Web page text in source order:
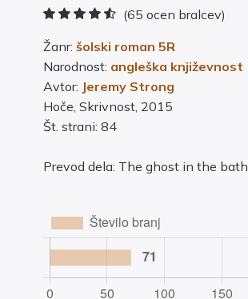
(65 ocen bralcev)
Žanr: šolski roman 5R
Narodnost: angleška književnost
Avtor: Jeremy Strong
Hoče, Skrivnost, 2015
Št. strani: 84
Prevod dela: The ghost in the bath